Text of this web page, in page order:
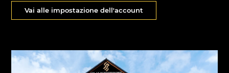
Vai alle impostazione dell'account